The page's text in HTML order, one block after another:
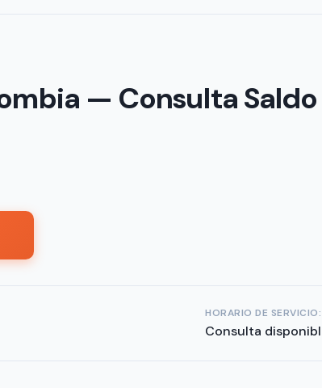
— Consulta
HORARIO DE SERVICIO:
Consulta